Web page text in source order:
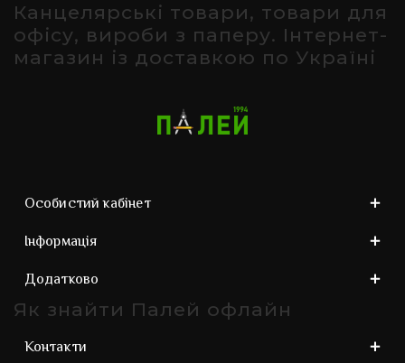
Канцелярські товари, товари для
офісу, вироби з паперу. Інтернет-
магазин із доставкою по Україні
Особистий кабінет
Інформація
Додатково
Як знайти Палей офлайн
Контакти